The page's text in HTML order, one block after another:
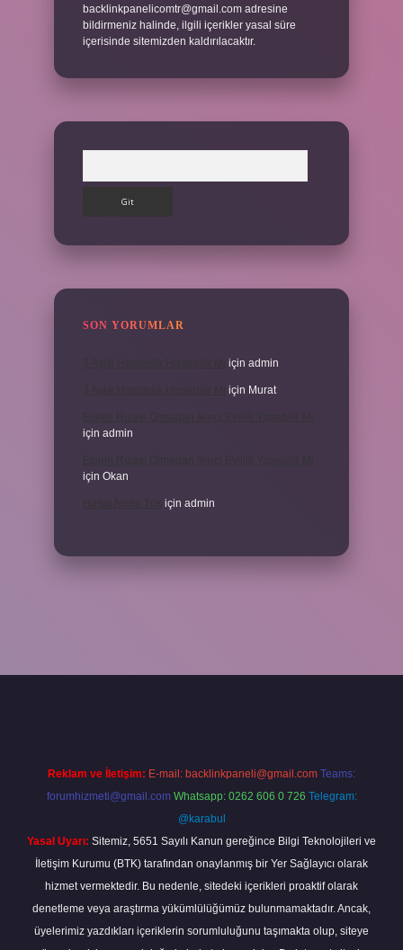
backlinkpanelicomtr@gmail.com adresine
bildirmeniz halinde, ilgili içerikler yasal süre
içerisinde sitemizden kaldırılacaktır.
SON YORUMLAR
için admin
için Murat
için admin
için Okan
için admin
Reklam ve İletişim: E-mail: backlinkpaneli@gmail.com Teams:
forumhizmeti@gmail.com Whatsapp: 0262 606 0 726 Telegram:
@karabul
Yasal Uyarı: Sitemiz, 5651 Sayılı Kanun gereğince Bilgi Teknolojileri ve
İletişim Kurumu (BTK) tarafından onaylanmış bir Yer Sağlayıcı olarak
hizmet vermektedir. Bu nedenle, sitedeki içerikleri proaktif olarak
denetleme veya araştırma yükümlülüğümüz bulunmamaktadır. Ancak,
üyelerimiz yazdıkları içeriklerin sorumluluğunu taşımakta olup, siteye